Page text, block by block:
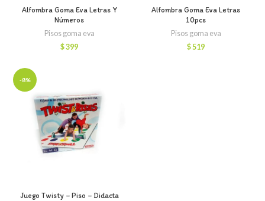
Alfombra Goma Eva Letras Y
Números
Pisos goma eva
$399
Alfombra Goma Eva Letras
10pcs
Pisos goma eva
$519
-8%
Juego Twisty – Piso – Didacta